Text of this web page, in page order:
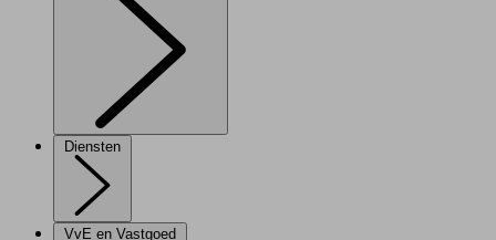
Diensten
VvE en Vastgoed